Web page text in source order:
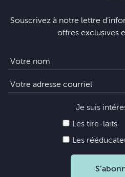
Souscrivez à notre lettre
offres exclusives
Je suis
Les tire-laits
Les